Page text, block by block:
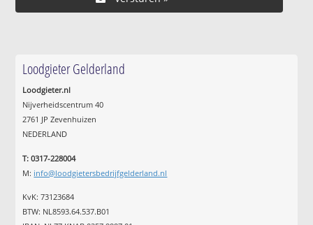
Loodgieter Gelderland
Loodgieter.nl
Nijverheidscentrum 40
2761 JP Zevenhuizen
NEDERLAND
T: 0317-228004
M: info@loodgietersbedrijfgelderland.nl
KvK: 73123684
BTW: NL8593.64.537.B01